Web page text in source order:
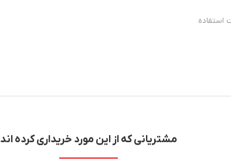
مشتریانی که از این مورد خریداری کرده اند